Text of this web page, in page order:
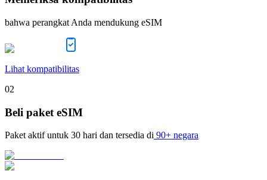
bahwa perangkat Anda mendukung eSIM
Lihat kompatibilitas
02
Beli paket eSIM
Paket aktif untuk 30 hari dan tersedia di 90+ negara